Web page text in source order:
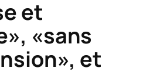
et
«sans
et